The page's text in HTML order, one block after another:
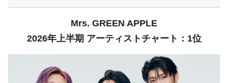
Mrs. GREEN APPLE
2026年上半期 アーティストチャート：1位